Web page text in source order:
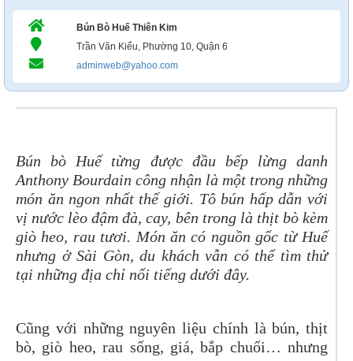
Bún Bò Huế Thiên Kim
Trần Văn Kiểu, Phường 10, Quận 6
adminweb@yahoo.com
Bún bò Huế từng được đầu bếp lừng danh
Anthony Bourdain công nhận là một trong những
món ăn ngon nhất thế giới. Tô bún hấp dẫn với
vị nước lèo đậm đà, cay, bên trong là thịt bò kèm
giò heo, rau tươi. Món ăn có nguồn gốc từ Huế
nhưng ở Sài Gòn, du khách vẫn có thể tìm thử
tại những địa chỉ nổi tiếng dưới đây.
Cũng với những nguyên liệu chính là bún, thịt
bò, giò heo, rau sống, giá, bắp chuối… nhưng